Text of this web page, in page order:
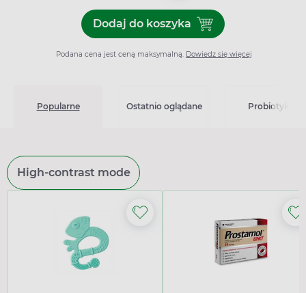
Dodaj do koszykaDodaj do koszyka
Podana cena jest ceną maksymalną. Dowiedz się więcej
Popularne Ostatnio oglądane Probiotyki
High-contrast mode